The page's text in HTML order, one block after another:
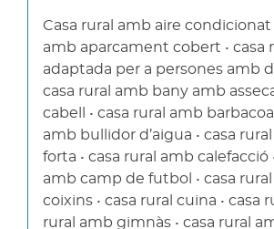
Casa rural amb aire condicionat
amb aparcament cobert • casa
adaptada per a persones amb
casa rural amb bany amb
cabell • casa rural amb barbacoa
amb bullidor d’aigua • casa
forta • casa rural amb calefacció
amb camp de futbol • casa
coixins • casa rural cuina • casa
rural amb gimnàs • casa rural